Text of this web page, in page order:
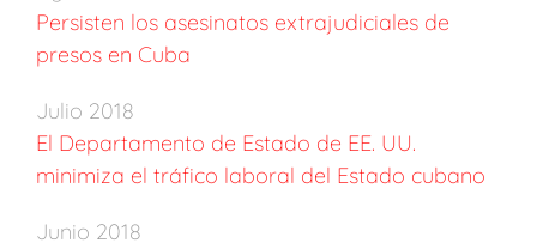
Persisten los asesinatos extrajudiciales de
presos en Cuba
Julio 2018
El Departamento de Estado de EE. UU.
minimiza el tráfico laboral del Estado cubano
Junio 2018